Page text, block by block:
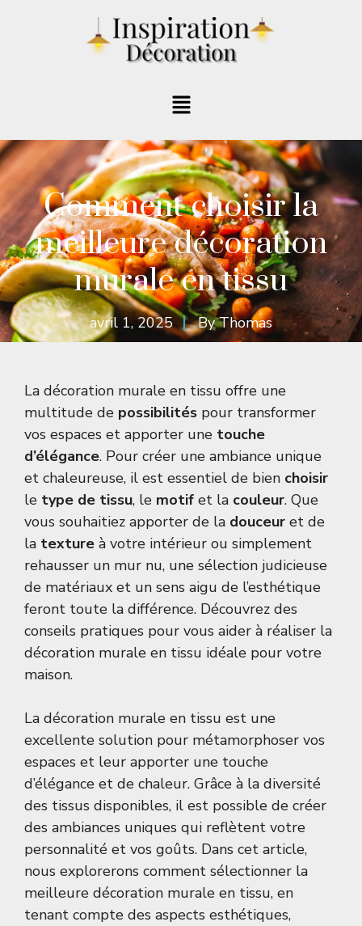
Comment choisir la
meilleure décoration
murale en tissu
avril 1, 2025 ByThomas
La décoration murale en tissu offre une
multitude de possibilités pour transformer
vos espaces et apporter une touche
d’élégance. Pour créer une ambiance unique
et chaleureuse, il est essentiel de bien choisir
le type de tissu, le motif et la couleur. Que
vous souhaitiez apporter de la douceur et de
la texture à votre intérieur ou simplement
rehausser un mur nu, une sélection judicieuse
de matériaux et un sens aigu de l’esthétique
feront toute la différence. Découvrez des
conseils pratiques pour vous aider à réaliser la
décoration murale en tissu idéale pour votre
maison.
La décoration murale en tissu est une
excellente solution pour métamorphoser vos
espaces et leur apporter une touche
d’élégance et de chaleur. Grâce à la diversité
des tissus disponibles, il est possible de créer
des ambiances uniques qui reflètent votre
personnalité et vos goûts. Dans cet article,
nous explorerons comment sélectionner la
meilleure décoration murale en tissu, en
tenant compte des aspects esthétiques,